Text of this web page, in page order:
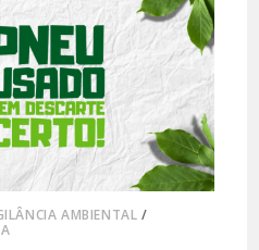
AMBIENTAL /